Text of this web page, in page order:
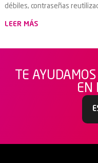
débiles, contraseñas
LEER MÁS
TE
EN